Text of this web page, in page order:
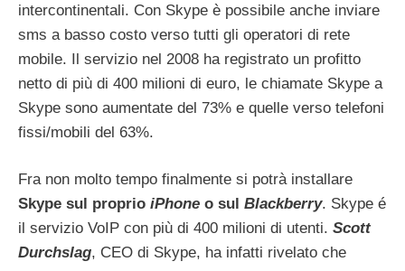
intercontinentali. Con Skype è possibile anche inviare
sms a basso costo verso tutti gli operatori di rete
mobile. Il servizio nel 2008 ha registrato un profitto
netto di più di 400 milioni di euro, le chiamate Skype a
Skype sono aumentate del 73% e quelle verso telefoni
fissi/mobili del 63%.
Fra non molto tempo finalmente si potrà installare
Skype sul proprio iPhone o sul Blackberry. Skype é
il servizio VoIP con più di 400 milioni di utenti. Scott
Durchslag, CEO di Skype, ha infatti rivelato che